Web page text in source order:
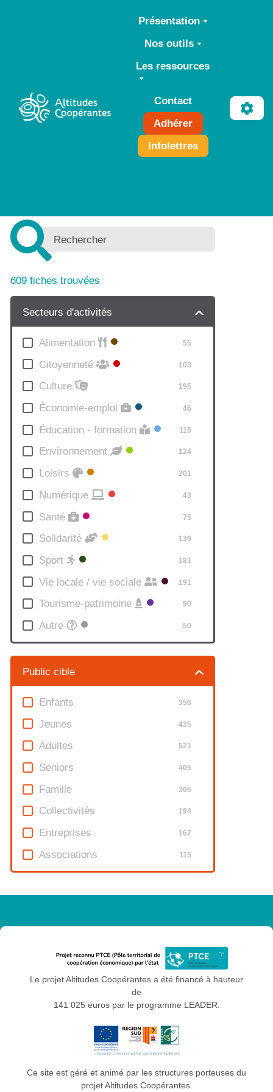
Aller au contenu principal
Présentation
Nos outils
Les ressources
Contact
Adhérer
Infolettres
609 fiches trouvées
Secteurs d'activités
Alimentation 55
Citoyenneté 103
Culture 195
Économie-emploi 46
Éducation - formation 115
Environnement 124
Loisirs 201
Numérique 43
Santé 75
Solidarité 139
Sport 181
Vie locale / vie sociale 191
Tourisme-patrimoine 90
Autre 50
Public cible
Enfants 356
Jeunes 435
Adultes 521
Seniors 405
Famille 365
Collectivités 194
Entreprises 167
Associations 115
Leaflet
contributors
Le projet Altitudes Coopérantes a été financé à hauteur
de
141 025 euros par le programme LEADER.
Ce site est géré et animé par les structures porteuses du
projet Altitudes Coopérantes.